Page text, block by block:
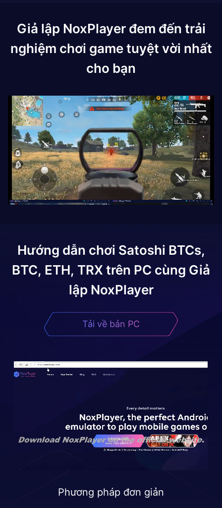
Giả lập NoxPlayer đem đến trải
nghiệm chơi game tuyệt vời nhất
cho bạn
Hướng dẫn chơi Satoshi BTCs,
BTC, ETH, TRX trên PC cùng Giả
lập NoxPlayer
Tải về bản PC
Phương pháp đơn giản